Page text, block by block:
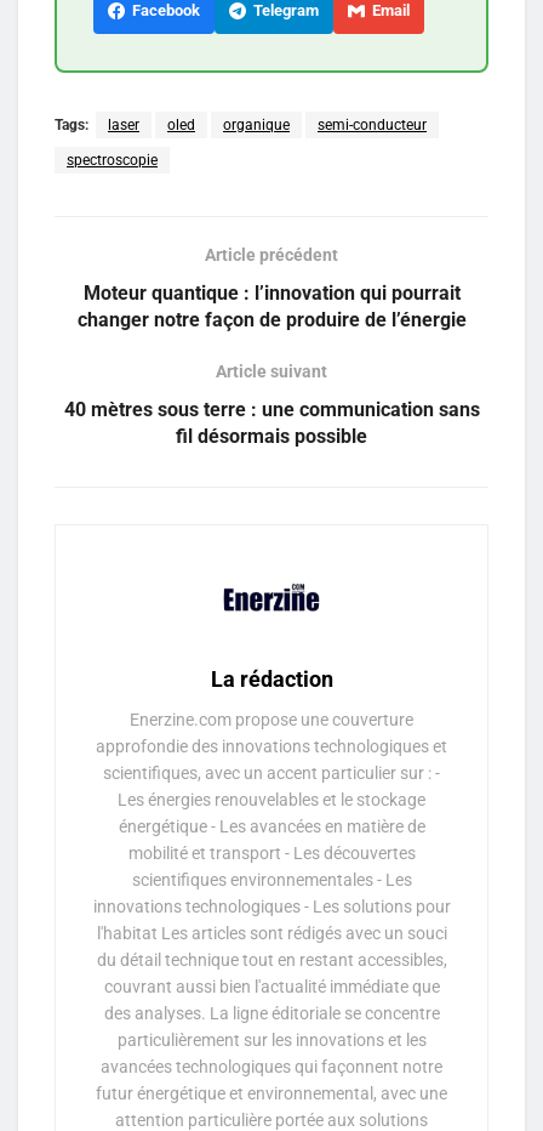
Facebook Telegram Email
Tags: laser oled organique semi-conducteur
spectroscopie
Article précédent
Moteur quantique : l’innovation qui pourrait
changer notre façon de produire de l’énergie
Article suivant
40 mètres sous terre : une communication sans
fil désormais possible
La rédaction
Enerzine.com propose une couverture
approfondie des innovations technologiques et
scientifiques, avec un accent particulier sur : -
Les énergies renouvelables et le stockage
énergétique - Les avancées en matière de
mobilité et transport - Les découvertes
scientifiques environnementales - Les
innovations technologiques - Les solutions pour
l'habitat Les articles sont rédigés avec un souci
du détail technique tout en restant accessibles,
couvrant aussi bien l'actualité immédiate que
des analyses. La ligne éditoriale se concentre
particulièrement sur les innovations et les
avancées technologiques qui façonnent notre
futur énergétique et environnemental, avec une
attention particulière portée aux solutions